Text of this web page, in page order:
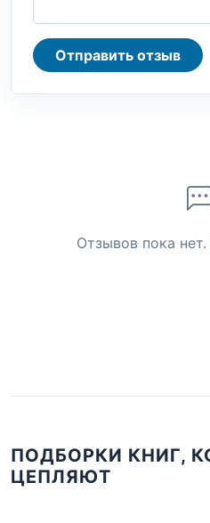
Отправить отзыв
Отзывов пока
ПОДБОРКИ КНИГ,
ЦЕПЛЯЮТ